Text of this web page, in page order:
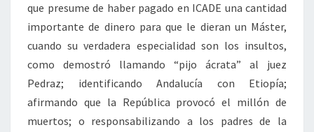
que presume de haber pagado en ICADE una cantidad
importante de dinero para que le dieran un Máster,
cuando su verdadera especialidad son los insultos,
como demostró llamando “pijo ácrata” al juez
Pedraz; identificando Andalucía con Etiopía;
afirmando que la República provocó el millón de
muertos; o responsabilizando a los padres de la